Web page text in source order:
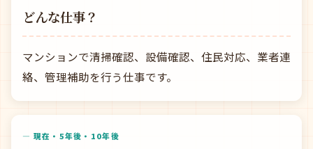
どんな仕事？
マンションで清掃確認、設備確認、住民対応、業者連
絡、管理補助を行う仕事です。
— 現在・5年後・10年後